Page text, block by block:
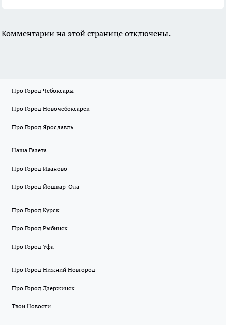
Комментарии на этой странице отключены.
Про Город Чебоксары
Про Город Новочебоксарск
Про Город Ярославль
Наша Газета
Про Город Иваново
Про Город Йошкар-Ола
Про Город Курск
Про Город Рыбинск
Про Город Уфа
Про Город Нижний Новгород
Про Город Дзержинск
Твои Новости